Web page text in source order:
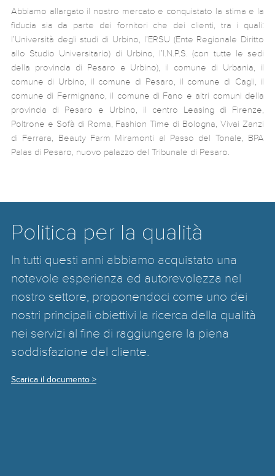
Abbiamo allargato il nostro mercato e conquistato la stima e la
fiducia sia da parte dei fornitori che dei clienti, tra i quali:
l’Università degli studi di Urbino, l’ERSU (Ente Regionale Diritto
allo Studio Universitario) di Urbino, l’I.N.P.S. (con tutte le sedi
della provincia di Pesaro e Urbino), il comune di Urbania, il
comune di Urbino, il comune di Pesaro, il comune di Cagli, il
comune di Fermignano, il comune di Fano e altri comuni della
provincia di Pesaro e Urbino, il centro Leasing di Firenze,
Poltrone e Sofà di Roma, Fashion Time di Bologna, Vivai Zanzi
di Ferrara, Beauty Farm Miramonti al Passo del Tonale, BPA
Palas di Pesaro, nuovo palazzo del Tribunale di Pesaro.
Politica per la qualità
In tutti questi anni abbiamo acquistato una
notevole esperienza ed autorevolezza nel
nostro settore, proponendoci come uno dei
nostri principali obiettivi la ricerca della qualità
nei servizi al fine di raggiungere la piena
soddisfazione del cliente.
Scarica il documento >